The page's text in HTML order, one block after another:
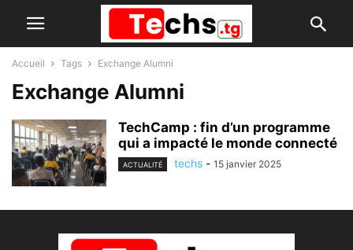
Accueil Tags Exchange Alumni
Exchange Alumni
TechCamp : fin d’un programme
qui a impacté le monde connecté
ACTUALITÉ techs - 15 janvier 2025